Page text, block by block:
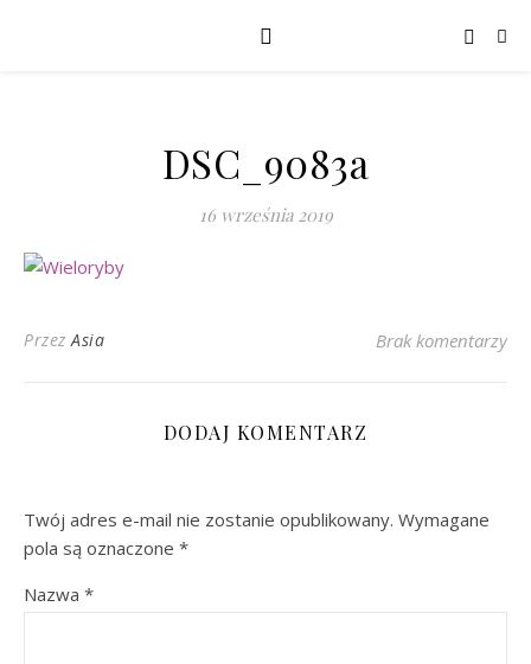
DSC_9083a
16 września 2019
PrzezAsia Brak komentarzy
DODAJ KOMENTARZ
Twój adres e-mail nie zostanie opublikowany. Wymagane
pola są oznaczone *
Nazwa *